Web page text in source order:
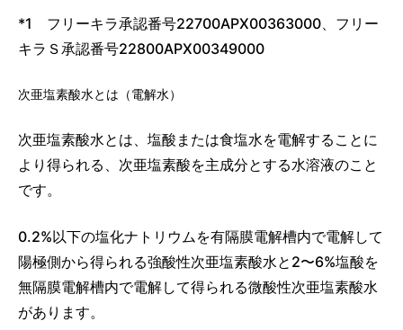
*1 フリーキラ承認番号22700APX00363000、フリー
キラＳ承認番号22800APX00349000
次亜塩素酸水とは（電解水）
次亜塩素酸水とは、塩酸または食塩水を電解することに
より得られる、次亜塩素酸を主成分とする水溶液のこと
です。
0.2%以下の塩化ナトリウムを有隔膜電解槽内で電解して
陽極側から得られる強酸性次亜塩素酸水と2〜6%塩酸を
無隔膜電解槽内で電解して得られる微酸性次亜塩素酸水
があります。